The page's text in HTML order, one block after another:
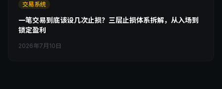
交易系统
一笔交易到底该设几次止损？三层止损体系拆解，从入场到
锁定盈利
2026年7月10日